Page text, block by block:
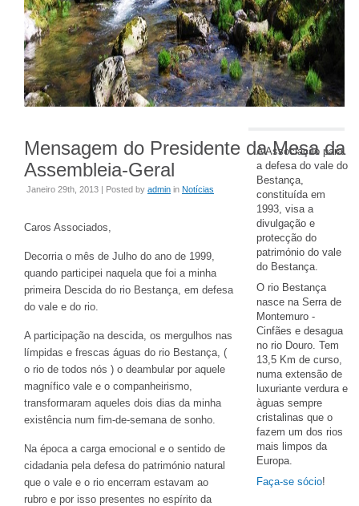
Mensagem do Presidente da Mesa da
Assembleia-Geral
Janeiro 29th, 2013 | Posted by admin in Notícias
Caros Associados,
Decorria o mês de Julho do ano de 1999,
quando participei naquela que foi a minha
primeira Descida do rio Bestança, em defesa
do vale e do rio.
A participação na descida, os mergulhos nas
límpidas e frescas águas do rio Bestança, (
o rio de todos nós ) o deambular por aquele
magnífico vale e o companheirismo,
transformaram aqueles dois dias da minha
existência num fim-de-semana de sonho.
Na época a carga emocional e o sentido de
cidadania pela defesa do património natural
que o vale e o rio encerram estavam ao
rubro e por isso presentes no espírito da
A Associação para
a defesa do vale do
Bestança,
constituída em
1993, visa a
divulgação e
protecção do
património do vale
do Bestança.
O rio Bestança
nasce na Serra de
Montemuro -
Cinfães e desagua
no rio Douro. Tem
13,5 Km de curso,
numa extensão de
luxuriante verdura e
àguas sempre
cristalinas que o
fazem um dos rios
mais limpos da
Europa.
Faça-se sócio!